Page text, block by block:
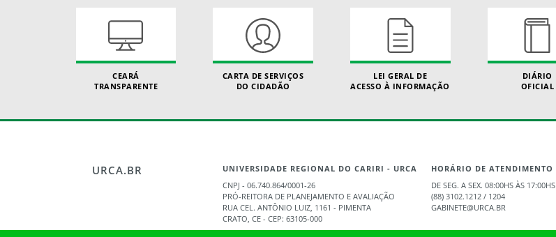
CEARÁ
TRANSPARENTE
CARTA DE SERVIÇOS
DO CIDADÃO
LEI GERAL DE
ACESSO À INFORMAÇÃO
DIÁRIO
OFICIAL
URCA.BR
UNIVERSIDADE REGIONAL DO CARIRI - URCA
CNPJ - 06.740.864/0001-26
PRÓ-REITORA DE PLANEJAMENTO E AVALIAÇÃO
RUA CEL. ANTÔNIO LUIZ, 1161 - PIMENTA
CRATO, CE - CEP: 63105-000
HORÁRIO DE ATENDIMENTO
DE SEG. A SEX. 08:00HS ÀS 17:00HS
(88) 3102.1212 / 1204
GABINETE@URCA.BR